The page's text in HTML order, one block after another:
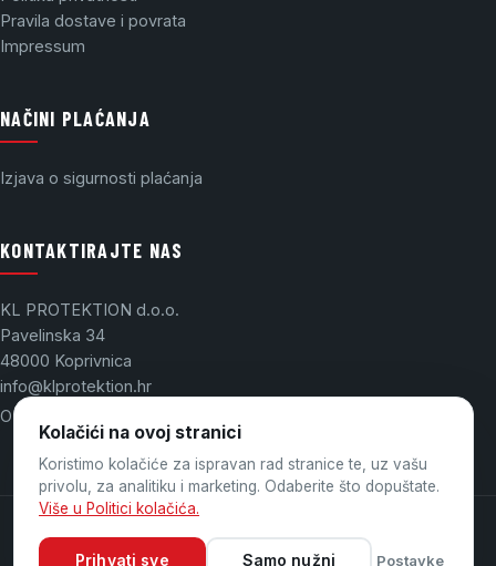
Pravila dostave i povrata
Impressum
NAČINI PLAĆANJA
Izjava o sigurnosti plaćanja
KONTAKTIRAJTE NAS
KL PROTEKTION d.o.o.
Pavelinska 34
48000 Koprivnica
info@klprotektion.hr
OIB: 03175437865
© 2026 KL PROTEKTION. Sva prava pridržana.
Designed byMedialab.
Kolačići na ovoj stranici
Koristimo kolačiće za ispravan rad stranice te, uz vašu
privolu, za analitiku i marketing. Odaberite što dopuštate.
Više u Politici kolačića.
Prihvati sve Samo nužni Postavke